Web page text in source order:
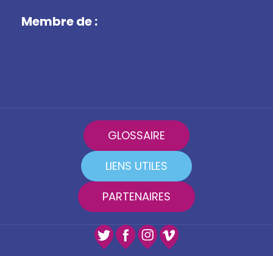
Membre de :
GLOSSAIRE
LIENS UTILES
PARTENAIRES